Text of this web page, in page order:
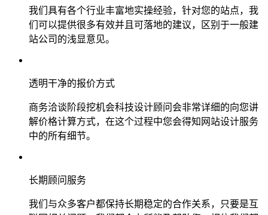
我们具有各个行业丰富地实操经验，针对您的站点，我
们可以提供很多有效并且可落地的建议，区别于一般建
站公司的浅显意见。
透明干净的报价方式
商务洽谈阶段挖机会科技设计顾问会非常详细的向您讲
解价格计算方式，在这个过程中您会得知网站设计服务
中的所有细节。
长期顾问服务
我们与众多客户都保持长期稳定的合作关系，只要是互